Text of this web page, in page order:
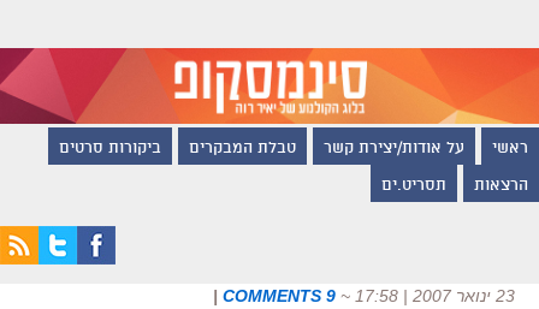
ראשי על אודות/יצירת קשר טבלת המבקרים ביקורות סרטים
הרצאות תסריט.ים
23 ינואר 2007 | 17:58 ~
9 COMMENTS
|